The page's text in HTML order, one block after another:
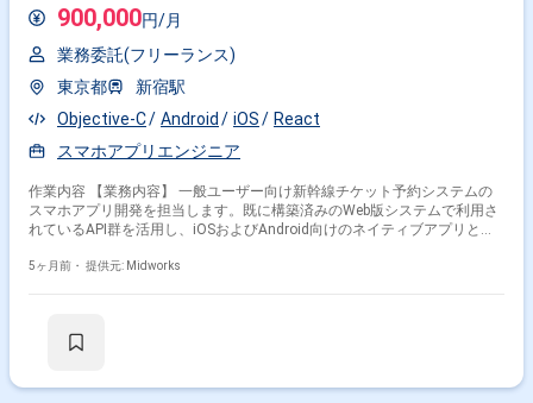
900,000円/月
業務委託(フリーランス)
東京都
新宿駅
Objective-C
Android iOS
React
スマホアプリエンジニア
作業内容 【業務内容】 一般ユーザー向け新幹線チケット予約システムの
スマホアプリ開発を担当します。既に構築済みのWeb版システムで利用さ
れているAPI群を活用し、iOSおよびAndroid向けのネイティブアプリとし
や実装を進め、必要に応じてインフラやバックエンドAPI周辺の軽微な対
・調査を行いながらの開発環境構築 【稼働日数】週5日 【リモート日数】
5ヶ月前・ 提供元: Midworks